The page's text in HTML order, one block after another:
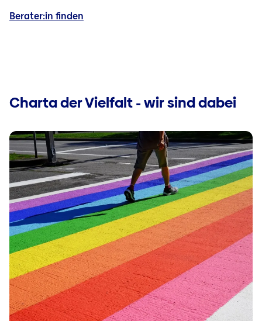
Berater:in finden
Charta der Vielfalt - wir sind dabei